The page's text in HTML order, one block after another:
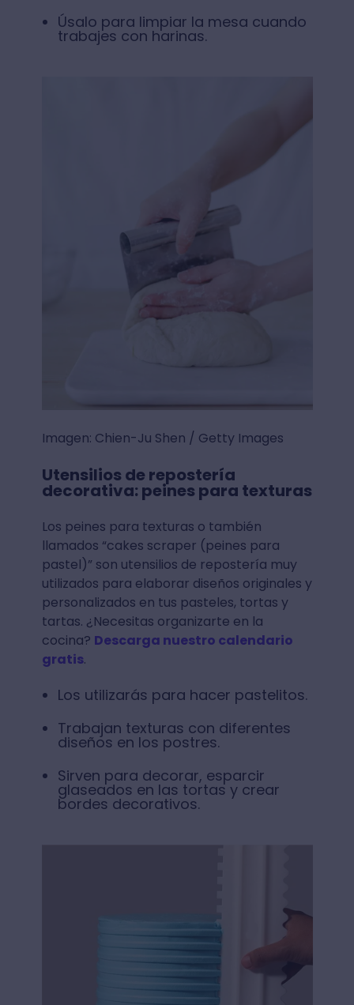
Úsalo para limpiar la mesa cuando
trabajes con harinas.
Imagen: Chien-Ju Shen / Getty Images
Utensilios de repostería
decorativa: peines para texturas
Los peines para texturas o también
llamados “cakes scraper (peines para
pastel)” son utensilios de repostería muy
utilizados para elaborar diseños originales y
personalizados en tus pasteles, tortas y
tartas. ¿Necesitas organizarte en la
cocina? Descarga nuestro calendario
gratis.
Los utilizarás para hacer pastelitos.
Trabajan texturas con diferentes
diseños en los postres.
Sirven para decorar, esparcir
glaseados en las tortas y crear
bordes decorativos.